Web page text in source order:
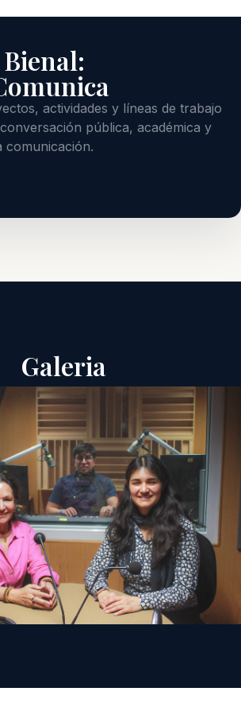
actividades y líneas de trabajo
pública, académica y
comunicación.
Galeria